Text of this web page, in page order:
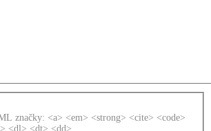
značky: <a> <em> <strong> <cite> <code>
<dl> <dt> <dd>